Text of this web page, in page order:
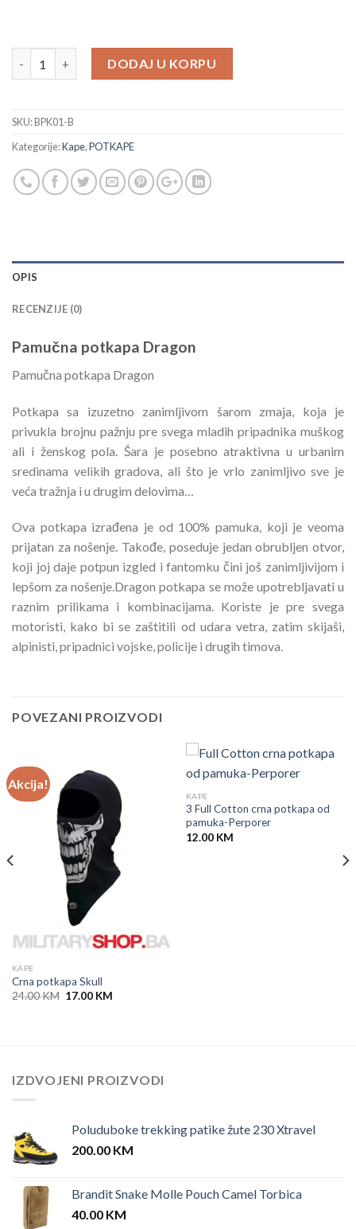
DODAJ U KORPU
SKU:BPK01-B
Kategorije:Kape,POTKAPE
OPIS
RECENZIJE (0)
Pamučna potkapa Dragon
Pamučna potkapa Dragon
Potkapa sa izuzetno zanimljivom šarom zmaja, koja je
privukla brojnu pažnju pre svega mladih pripadnika muškog
ali i ženskog pola. Šara je posebno atraktivna u urbanim
sredinama velikih gradova, ali što je vrlo zanimljivo sve je
veća tražnja i u drugim delovima…
Ova potkapa izrađena je od 100% pamuka, koji je veoma
prijatan za nošenje. Takođe, poseduje jedan obrubljen otvor,
koji joj daje potpun izgled i fantomku čini još zanimljivijom i
lepšom za nošenje.Dragon potkapa se može upotrebljavati u
raznim prilikama i kombinacijama. Koriste je pre svega
motoristi, kako bi se zaštitili od udara vetra, zatim skijaši,
alpinisti, pripadnici vojske, policije i drugih timova.
POVEZANI PROIZVODI
Akcija!
KAPE
Crna potkapa Skull
24.00KM Original
17.00 KMCurrent
KAPE
3 Full Cotton crna potkapa od
pamuka-Perporer
12.00 KM
IZDVOJENI PROIZVODI
Poluduboke trekking patike žute 230 Xtravel
200.00 KM
Brandit Snake Molle Pouch Camel Torbica
40.00 KM